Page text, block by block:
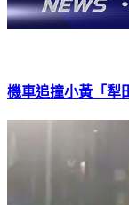
機車追撞小黃「